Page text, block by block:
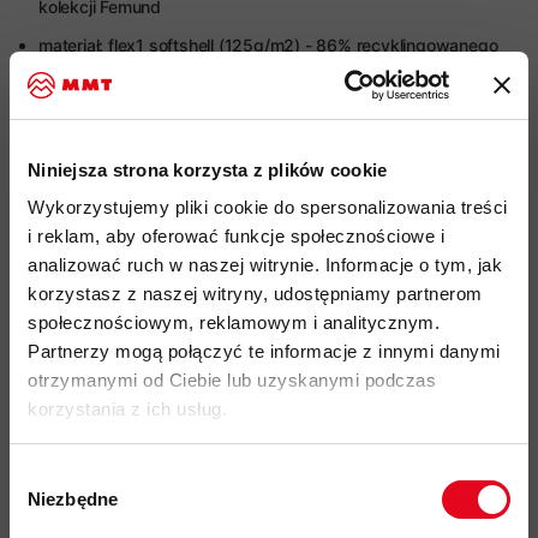
Niniejsza strona korzysta z plików cookie
Wykorzystujemy pliki cookie do spersonalizowania treści
i reklam, aby oferować funkcje społecznościowe i
analizować ruch w naszej witrynie. Informacje o tym, jak
korzystasz z naszej witryny, udostępniamy partnerom
społecznościowym, reklamowym i analitycznym.
Partnerzy mogą połączyć te informacje z innymi danymi
otrzymanymi od Ciebie lub uzyskanymi podczas
korzystania z ich usług.
zgody
Niezbędne
kolekcji Femund
materiał: flex1 softshell (125g/m2) - 86% recyklingowanego
nylonu, 14% elastanu, podwójnie tkany,
zapewniający
wiatroodporność, wysoką oddychalność i skuteczne
hydrofobowa impregnacja DWRpozbawiona szkodliwych
związków PFC
system Custom-Fit Waistz regulacją na boczne rzepy lub
szlufki
siateczkowana wentylacja boczna zlokalizowana od bioder
do kolan
2 kieszenie boczne zapinane na zamek
1 kieszeń udowa rozpinana na zamek
2 tylne kieszenie otwarte
haczyk umożliwiający przymocowanie spodni do obuwia